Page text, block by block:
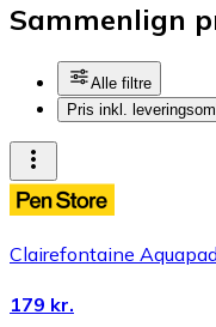
Sammenlign
Alle filtre
Pris inkl.
Clairefontaine
179 kr.